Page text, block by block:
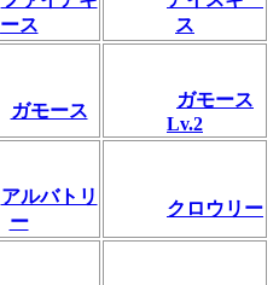
ース
ス
ガモース
ガモース
Lv.2
アルバトリ
ー
クロウリー